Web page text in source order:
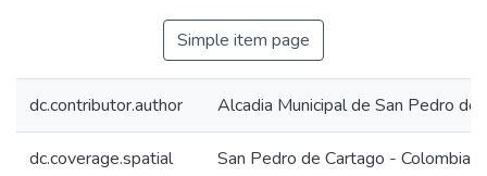
Simple item page
dc.contributor.author Alcadia Municipal de San Pedro de
dc.coverage.spatial San Pedro de Cartago - Colombia